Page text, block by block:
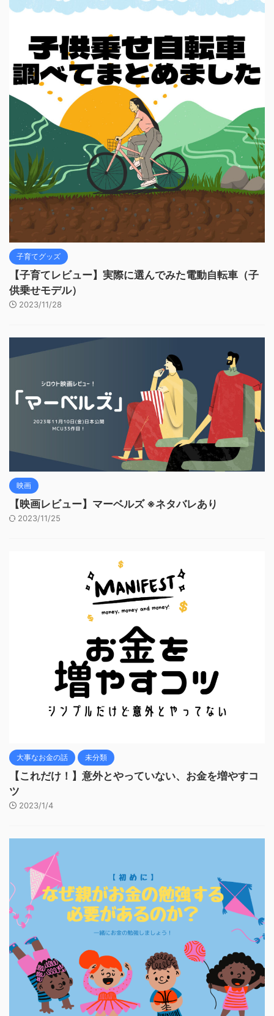
子育てグッズ
【子育てレビュー】実際に選んでみた電動自転車（子
供乗せモデル）
2023/11/28
映画
【映画レビュー】マーベルズ ※ネタバレあり
2023/11/25
大事なお金の話 未分類
【これだけ！】意外とやっていない、お金を増やすコ
ツ
2023/1/4